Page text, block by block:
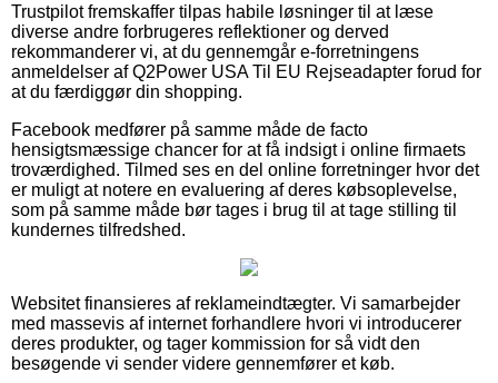
Trustpilot fremskaffer tilpas habile løsninger til at læse
diverse andre forbrugeres reflektioner og derved
rekommanderer vi, at du gennemgår e-forretningens
anmeldelser af Q2Power USA Til EU Rejseadapter forud for
at du færdiggør din shopping.
Facebook medfører på samme måde de facto
hensigtsmæssige chancer for at få indsigt i online firmaets
troværdighed. Tilmed ses en del online forretninger hvor det
er muligt at notere en evaluering af deres købsoplevelse,
som på samme måde bør tages i brug til at tage stilling til
kundernes tilfredshed.
Websitet finansieres af reklameindtægter. Vi samarbejder
med massevis af internet forhandlere hvori vi introducerer
deres produkter, og tager kommission for så vidt den
besøgende vi sender videre gennemfører et køb.